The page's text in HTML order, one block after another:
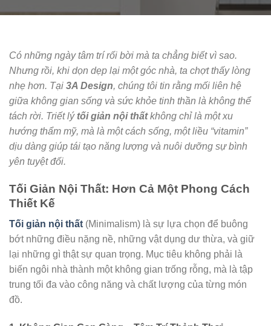
Có những ngày tâm trí rối bời mà ta chẳng biết vì sao.
Nhưng rồi, khi dọn dẹp lại một góc nhà, ta chợt thấy lòng
nhẹ hơn. Tại 3A Design, chúng tôi tin rằng mối liên hệ
giữa không gian sống và sức khỏe tinh thần là không thể
tách rời. Triết lý tối giản nội thấtkhông chỉ là một xu
hướng thẩm mỹ, mà là một cách sống, một liều “vitamin”
dịu dàng giúp tái tạo năng lượng và nuôi dưỡng sự bình
yên tuyệt đối.
Tối Giản Nội Thất: Hơn Cả Một Phong Cách
Thiết Kế
Tối giản nội thất (Minimalism) là sự lựa chọn để buông
bớt những điều nặng nề, những vật dụng dư thừa, và giữ
lại những gì thật sự quan trọng. Mục tiêu không phải là
biến ngôi nhà thành một không gian trống rỗng, mà là tập
trung tối đa vào công năng và chất lượng của từng món
đồ.